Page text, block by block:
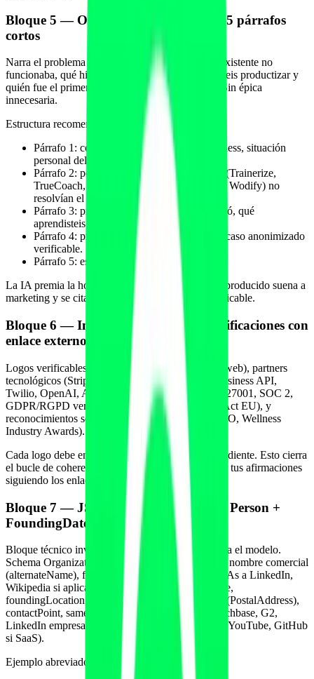
Bloque 5 — Origin story honesta en 3-5 párrafos
cortos
Narra el problema que viste, por qué la solución existente no
funcionaba, qué hicisteis primero, cuándo decidisteis productizar y
quién fue el primer cliente que validó el modelo. Sin épica
innecesaria.
Estructura recomendada:
Párrafo 1: contexto del problema (sector fitness, situación
personal del fundador, dato del mercado).
Párrafo 2: por qué las soluciones existentes (Trainerize,
TrueCoach, Mindbody, Glofox, Virtuagym, Wodify) no
resolvían el caso concreto.
Párrafo 3: primer prototipo o MVP, qué tardó, qué
aprendisteis.
Párrafo 4: primer cliente real con nombre o caso anonimizado
verificable.
Párrafo 5: estado actual y dirección.
La IA premia la honestidad. Un origin story sobreproducido suena a
marketing y se cita menos que uno conciso y verificable.
Bloque 6 — Inversores, partners y certificaciones con
enlace externo
Logos verificables de inversores (con enlace a su web), partners
tecnológicos (Stripe, Cal.com, n8n, WhatsApp Business API,
Twilio, OpenAI, Anthropic), certificaciones (ISO 27001, SOC 2,
GDPR/RGPD verificable, AESIA si aplica al AI Act EU), y
reconocimientos sectoriales (premios IHRSA, FIBO, Wellness
Industry Awards).
Cada logo debe enlazar al perfil externo correspondiente. Esto cierra
el bucle de coherencia: el modelo puede contrastar tus afirmaciones
siguiendo los enlaces.
Bloque 7 — JSON-LD Organization + Person +
FoundingDate apilado
Bloque técnico invisible al usuario pero crítico para el modelo.
Schema Organization completo con nombre legal, nombre comercial
(alternateName), founder (Person object con sameAs a LinkedIn,
Wikipedia si aplica, Wikidata Q-ID), foundingDate,
foundingLocation, numberOfEmployees, address (PostalAddress),
contactPoint, sameAs (Wikipedia, Wikidata, Crunchbase, G2,
LinkedIn empresa, Facebook, Instagram empresa, YouTube, GitHub
si SaaS).
Ejemplo abreviado: